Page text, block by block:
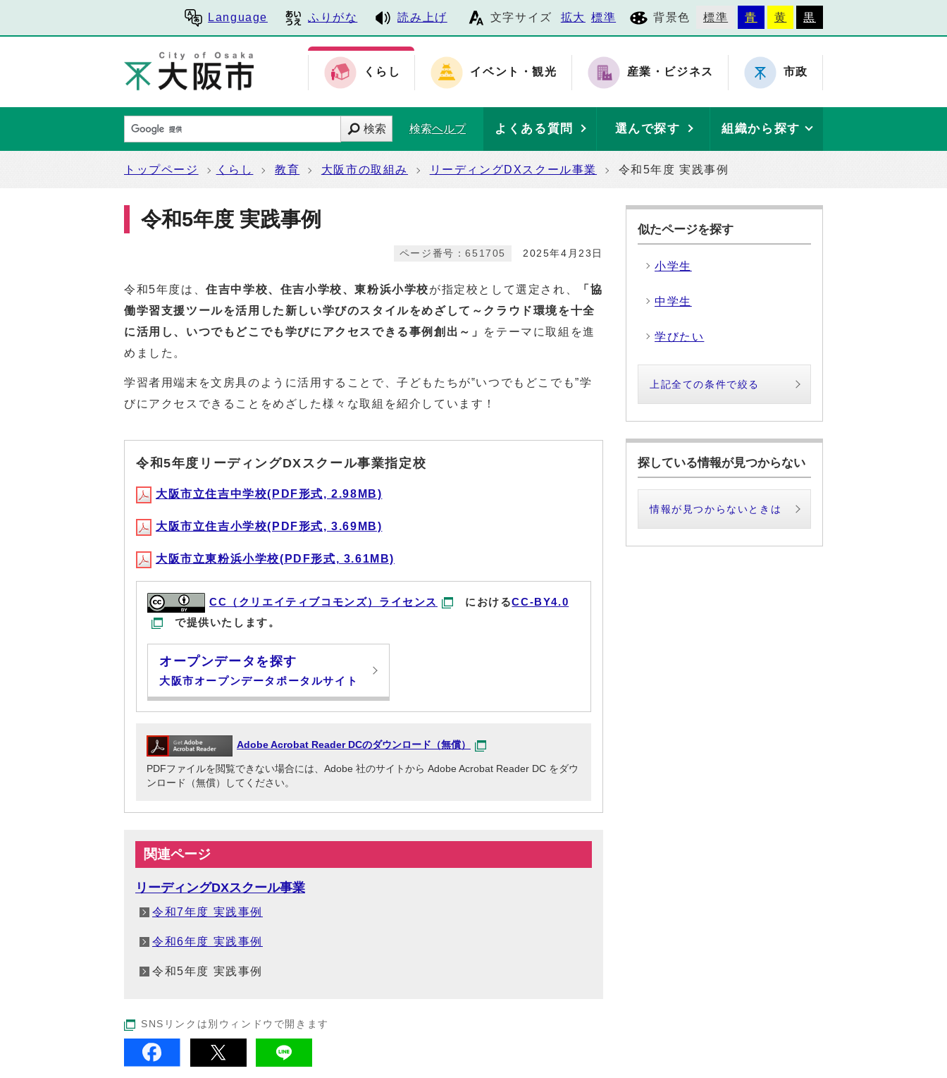
Language ふりがな 読み上げ 文字サイズ 拡大 標準 背景色 標準 青 黄 黒
くらし イベント・観光 産業・ビジネス 市政
検索 検索ヘルプ よくある質問 選んで探す 組織から探す
トップページ くらし 教育 大阪市の取組み リーディングDXスクール事業 令和5年度 実践事例
令和5年度 実践事例
2025年4月23日
ページ番号：651705
令和5年度は、住吉中学校、住吉小学校、東粉浜小学校が指定校として選定され、
「協
働学習支援ツールを活用した新しい学びのスタイルをめざして～クラウド環境を十全
に活用し、いつでもどこでも学びにアクセスできる事例創出～」 をテーマに取組を進
めました。
学習者用端末を文房具のように活用することで、子どもたちが‟いつでもどこでも”学
びにアクセスできることをめざした様々な取組を紹介しています！
令和5年度リーディングDXスクール事業指定校
大阪市立住吉中学校(PDF形式, 2.98MB)
大阪市立住吉小学校(PDF形式, 3.69MB)
大阪市立東粉浜小学校(PDF形式, 3.61MB)
CC（クリエイティブコモンズ）ライセンス におけるCC-BY4.0
で提供いたします。
オープンデータを探す
大阪市オープンデータポータルサイト
Adobe Acrobat Reader DCのダウンロード（無償）
PDFファイルを閲覧できない場合には、Adobe 社のサイトから Adobe Acrobat Reader DC をダウ
ンロード（無償）してください。
関連ページ
リーディングDXスクール事業
令和7年度 実践事例
令和6年度 実践事例
令和5年度 実践事例
SNSリンクは別ウィンドウで開きます
似たページを探す
小学生
中学生
学びたい
上記全ての条件で絞る
探している情報が見つからない
情報が見つからないときは